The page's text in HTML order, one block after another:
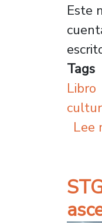
Este
Tags
Libro
Lee